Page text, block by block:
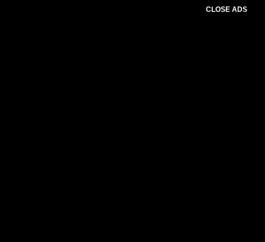
CLOSE ADS